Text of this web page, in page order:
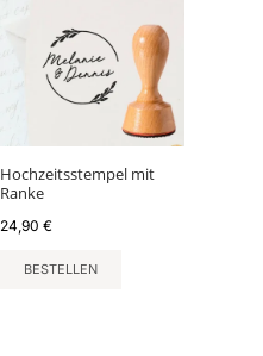
Hochzeitsstempel mit
Ranke
24,90€
BESTELLEN